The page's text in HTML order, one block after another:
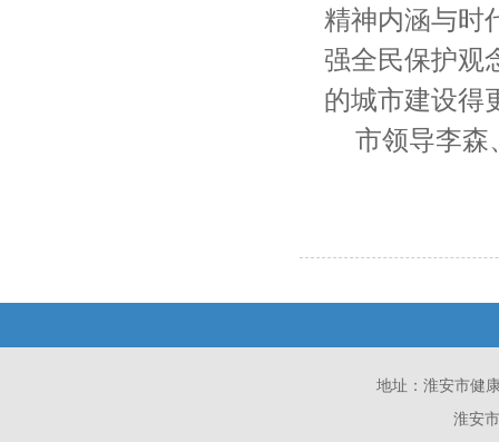
精神内涵与时
强全民保护观
的城市建设得
市领导李森
地址：淮安市健
淮安